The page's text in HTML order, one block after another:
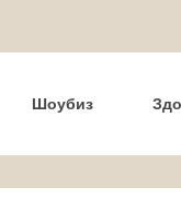
Шоубиз